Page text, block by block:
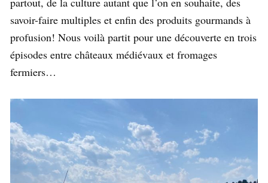
savoir-faire multiples et enfin des produits gourmands à
profusion! Nous voilà partit pour une découverte en trois
épisodes entre châteaux médiévaux et fromages
fermiers…